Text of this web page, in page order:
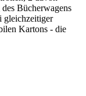
Bücherwagens
gleichzeitiger
Kartons - die